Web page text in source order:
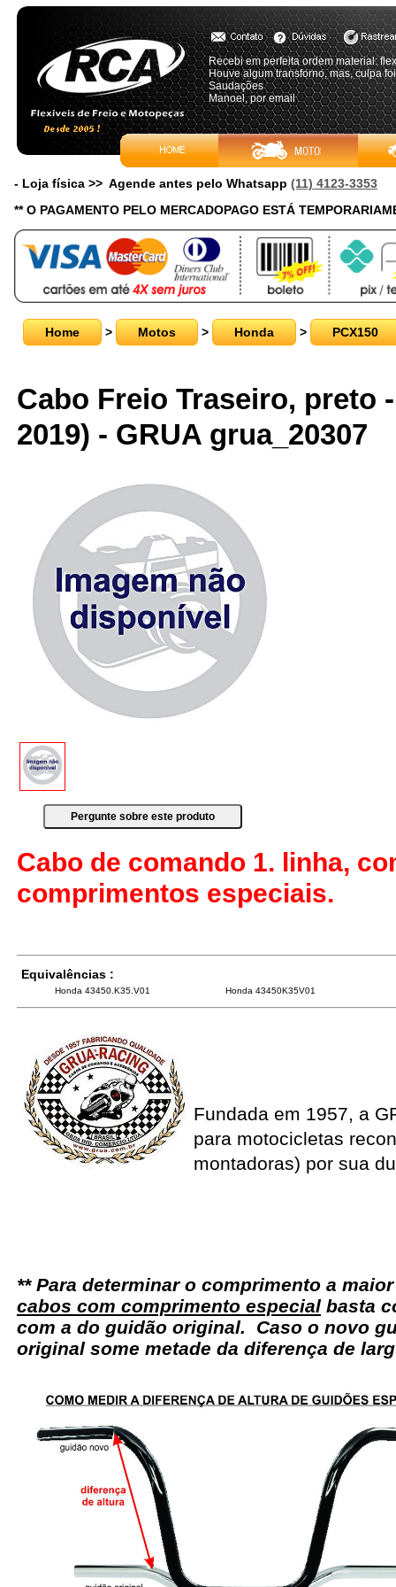
Recebi em perfeita ordem material:
Houve algum transforno, mas, culpa
Saudações
Manoel, por email
- Loja física >> Agende antes pelo Whatsapp (11) 4123-3353
** O PAGAMENTO PELO MERCADOPAGO ESTÁ
Home > Motos > Honda > PCX150
Cabo Freio Traseiro, preto
2019) - GRUA grua_20307
Cabo de comando 1. linha,
comprimentos especiais.
Equivalências :
Honda 43450.K35.V01 Honda 43450K35V01
Fundada em 1957, a
para motocicletas
montadoras) por sua
** Para determinar o comprimento a
cabos com comprimento especial basta
com a do guidão original. Caso o novo
original some metade da diferença de